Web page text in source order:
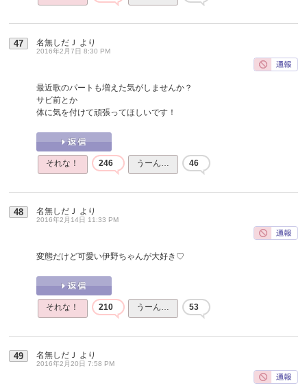
47 名無しだＪ より
2016年2月7日 8:30 PM
最近歌のパートも増えた気がしませんか？
サビ前とか
体に気を付けて頑張ってほしいです！
それな！ 246 うーん… 46
48 名無しだＪ より
2016年2月14日 11:33 PM
変態だけど可愛い伊野ちゃんが大好き♡
それな！ 210 うーん… 53
49 名無しだＪ より
2016年2月20日 7:58 PM